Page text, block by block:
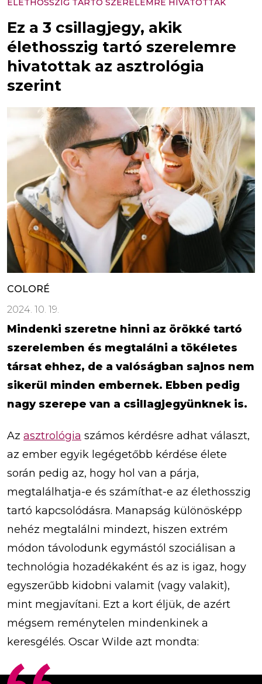
ÉLETHOSSZIG TARTÓ SZERELEMRE HIVATOTTAK
Ez a 3 csillagjegy, akik
élethosszig tartó szerelemre
hivatottak az asztrológia
szerint
COLORÉ
2024. 10. 19.
Mindenki szeretne hinni az örökké tartó
szerelemben és megtalálni a tökéletes
társat ehhez, de a valóságban sajnos nem
sikerül minden embernek. Ebben pedig
nagy szerepe van a csillagjegyünknek is.
Az asztrológia számos kérdésre adhat választ,
az ember egyik legégetőbb kérdése élete
során pedig az, hogy hol van a párja,
megtalálhatja-e és számíthat-e az élethosszig
tartó kapcsolódásra. Manapság különösképp
nehéz megtalálni mindezt, hiszen extrém
módon távolodunk egymástól szociálisan a
technológia hozadékaként és az is igaz, hogy
egyszerűbb kidobni valamit (vagy valakit),
mint megjavítani. Ezt a kort éljük, de azért
mégsem reménytelen mindenkinek a
keresgélés. Oscar Wilde azt mondta: